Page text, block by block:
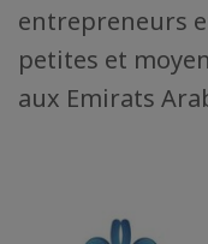
entrepreneurs
petites et
aux Emirats